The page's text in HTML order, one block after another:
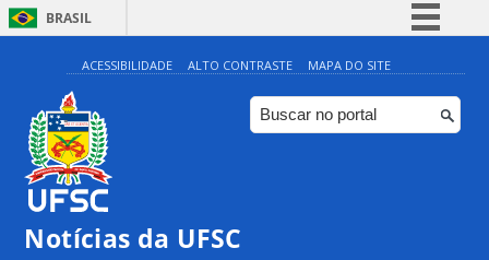
BRASIL
Simplifique!
Comunica BR
Participe
ACESSIBILIDADE ALTO CONTRASTE MAPA DO SITE
Notícias da UFSC